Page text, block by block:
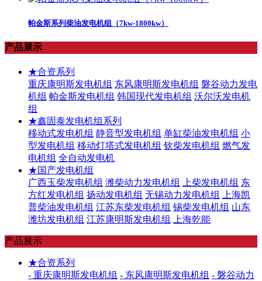
帕金斯系列柴油发电机组（7kw-1800kw）
产品展示
★合资系列
重庆康明斯发电机组 东风康明斯发电机组 磐谷动力发电
机组 帕金斯发电机组 韩国现代发电机组 沃尔沃发电机
组
★鑫固泰发电机组系列
移动式发电机组 静音型发电机组 单缸柴油发电机组 小
型发电机组 移动灯塔式发电机组 钦柴发电机组 燃气发
电机组 全自动发电机
★国产发电机组
广西玉柴发电机组 潍柴动力发电机组 上柴发电机组 东
方红发电机组 扬动发电机组 无锡动力发电机组
上海凯
普柴油发电机组 江苏东柴发电机组 锡柴发电机组 山东
潍坊发电机组 江苏康明斯发电机组 上海乾能
产品展示
★合资系列
- 重庆康明斯发电机组 - 东风康明斯发电机组 - 磐谷动力